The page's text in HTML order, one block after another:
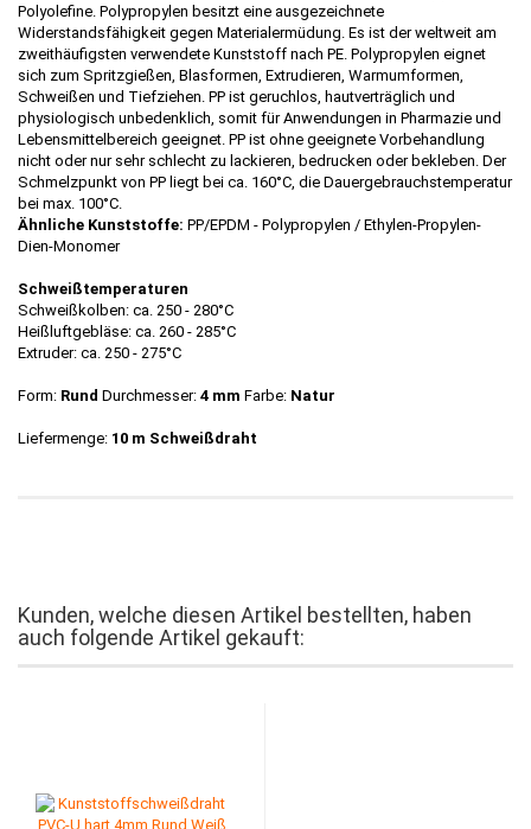
Polyolefine. Polypropylen besitzt eine ausgezeichnete
Widerstandsfähigkeit gegen Materialermüdung. Es ist der weltweit am
zweithäufigsten verwendete Kunststoff nach PE. Polypropylen eignet
sich zum Spritzgießen, Blasformen, Extrudieren, Warmumformen,
Schweißen und Tiefziehen. PP ist geruchlos, hautverträglich und
physiologisch unbedenklich, somit für Anwendungen in Pharmazie und
Lebensmittelbereich geeignet. PP ist ohne geeignete Vorbehandlung
nicht oder nur sehr schlecht zu lackieren, bedrucken oder bekleben. Der
Schmelzpunkt von PP liegt bei ca. 160°C, die Dauergebrauchstemperatur
bei max. 100°C.
Ähnliche Kunststoffe: PP/EPDM - Polypropylen / Ethylen-Propylen-
Dien-Monomer
Schweißtemperaturen
Schweißkolben: ca. 250 - 280°C
Heißluftgebläse: ca. 260 - 285°C
Extruder: ca. 250 - 275°C
Form: Rund Durchmesser: 4 mm Farbe: Natur
Liefermenge: 10 m Schweißdraht
Kunden, welche diesen Artikel bestellten, haben
auch folgende Artikel gekauft: